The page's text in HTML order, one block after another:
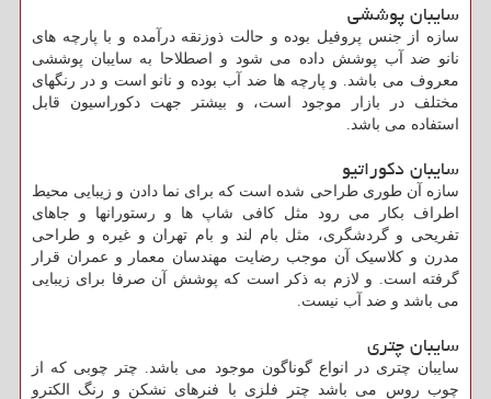
سایبان پوششی
سازه از جنس پروفیل بوده و حالت ذوزنقه درآمده و با پارچه های
نانو ضد آب پوشش داده می شود و اصطلاحا به سایبان پوششی
معروف می باشد. و پارچه ها ضد آب بوده و نانو است و در رنگهای
مختلف در بازار موجود است، و بیشتر جهت دکوراسیون قابل
استفاده می باشد.
سایبان دکوراتیو
سازه آن طوری طراحی شده است که برای نما دادن و زیبایی محیط
اطراف بکار می رود مثل کافی شاپ ها و رستورانها و جاهای
تفریحی و گردشگری، مثل بام لند و بام تهران و غیره و طراحی
مدرن و کلاسیک آن موجب رضایت مهندسان معمار و عمران قرار
گرفته است. و لازم به ذکر است که پوشش آن صرفا برای زیبایی
می باشد و ضد آب نیست.
سایبان چتری
سایبان چتری در انواع گوناگون موجود می باشد. چتر چوبی که از
چوب روس می باشد چتر فلزی با فنرهای نشکن و رنگ الکترو